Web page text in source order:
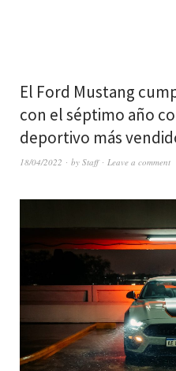
El Ford Mustang
con el séptimo año
deportivo más
18/04/2022 by Staff Leave a comment